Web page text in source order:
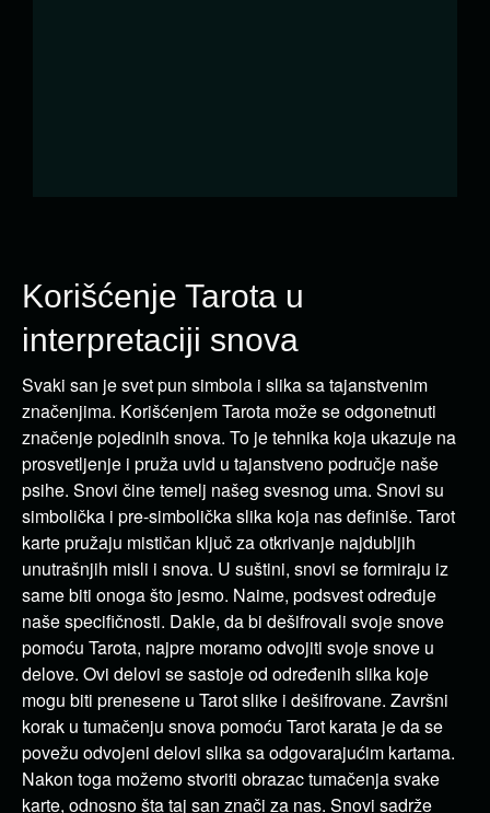
Korišćenje Tarota u
interpretaciji snova
Svaki san je svet pun simbola i slika sa tajanstvenim
značenjima. Korišćenjem Tarota može se odgonetnuti
značenje pojedinih snova. To je tehnika koja ukazuje na
prosvetljenje i pruža uvid u tajanstveno područje naše
psihe. Snovi čine temelj našeg svesnog uma. Snovi su
simbolička i pre-simbolička slika koja nas definiše. Tarot
karte pružaju mističan ključ za otkrivanje najdubljih
unutrašnjih misli i snova. U suštini, snovi se formiraju iz
same biti onoga što jesmo. Naime, podsvest određuje
naše specifičnosti. Dakle, da bi dešifrovali svoje snove
pomoću Tarota, najpre moramo odvojiti svoje snove u
delove. Ovi delovi se sastoje od određenih slika koje
mogu biti prenesene u Tarot slike i dešifrovane. Završni
korak u tumačenju snova pomoću Tarot karata je da se
povežu odvojeni delovi slika sa odgovarajućim kartama.
Nakon toga možemo stvoriti obrazac tumačenja svake
karte, odnosno šta taj san znači za nas. Snovi sadrže